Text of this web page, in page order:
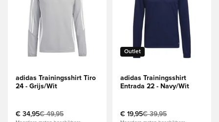
adidas Trainingsshirt Tiro
24 - Grijs/Wit
€ 34,95€ 49,95
Outlet
adidas Trainingsshirt
Entrada 22 - Navy/Wit
€ 19,95€ 39,95